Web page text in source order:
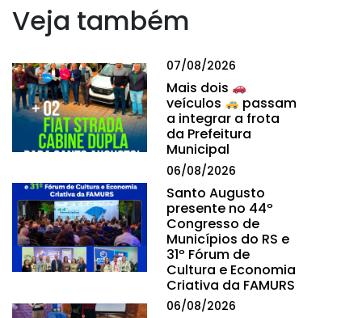
Veja também
07/08/2026
Mais dois
veículos
passam
a integrar a frota
da Prefeitura
Municipal
06/08/2026
Santo Augusto
presente no 44º
Congresso de
Municípios do RS e
31º Fórum de
Cultura e Economia
Criativa da FAMURS
06/08/2026